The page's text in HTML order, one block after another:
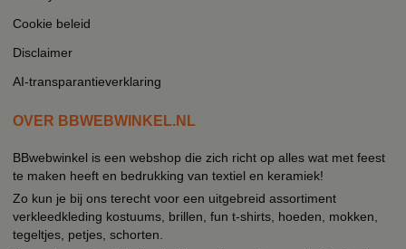
Cookie beleid
Disclaimer
AI-transparantieverklaring
OVER BBWEBWINKEL.NL
BBwebwinkel is een webshop die zich richt op alles wat met feest
te maken heeft en bedrukking van textiel en keramiek!
Zo kun je bij ons terecht voor een uitgebreid assortiment
verkleedkleding kostuums, brillen, fun t-shirts, hoeden, mokken,
tegeltjes, petjes, schorten.